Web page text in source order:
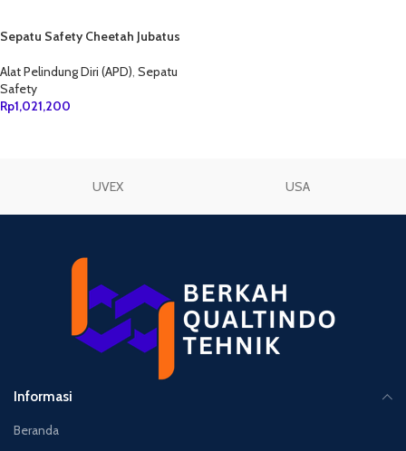
Sepatu Safety Cheetah Jubatus
Alat Pelindung Diri (APD), Sepatu
Safety
Rp1,021,200
UVEX USA
Informasi
Beranda